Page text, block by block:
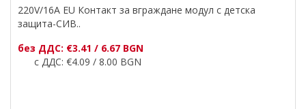
220V/16A EU Контакт за вграждане модул с детска
защита-СИВ..
без ДДС: €3.41 / 6.67 BGN
с ДДС: €4.09 / 8.00 BGN